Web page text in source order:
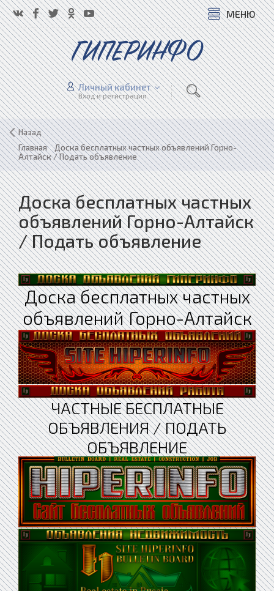
МЕНЮ
ГИПЕРИНФО
Личный кабинет
Вход и регистрация
Назад
Главная»Доска бесплатных частных объявлений Горно-
Алтайск / Подать объявление
Доска бесплатных частных
объявлений Горно-Алтайск
/ Подать объявление
Доска бесплатных частных
объявлений Горно-Алтайск
ЧАСТНЫЕ БЕСПЛАТНЫЕ
ОБЪЯВЛЕНИЯ / ПОДАТЬ
ОБЪЯВЛЕНИЕ